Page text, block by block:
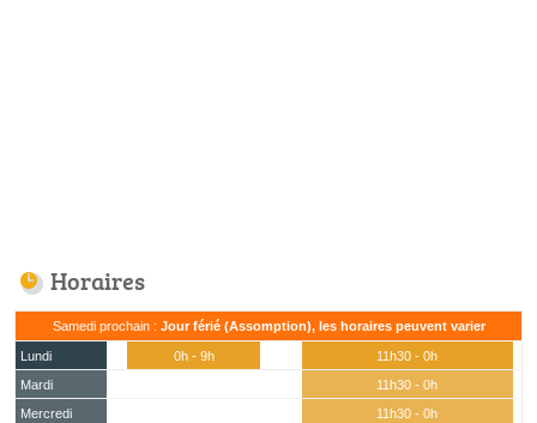
Horaires
Samedi prochain : Jour férié (Assomption), les horaires peuvent varier
Lundi 0h - 9h
11h30 - 0h
Mardi
11h30 - 0h
Mercredi
11h30 - 0h